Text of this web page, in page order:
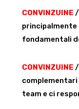
CONVINZUINE /
principalmente
fondamentali
CONVINZUINE /
complementari
team e ci